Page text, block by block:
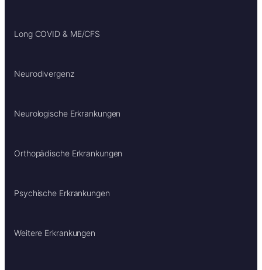
Long COVID & ME/CFS
Neurodivergenz
Neurologische Erkrankungen
Orthopädische Erkrankungen
Psychische Erkrankungen
Weitere Erkrankungen